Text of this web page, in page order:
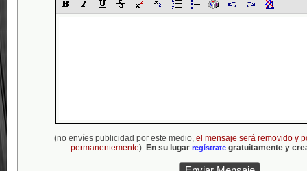
(no envíes publicidad por este medio, el mensaje será removido y
permanentemente). En su lugar regístrategratuitamente y